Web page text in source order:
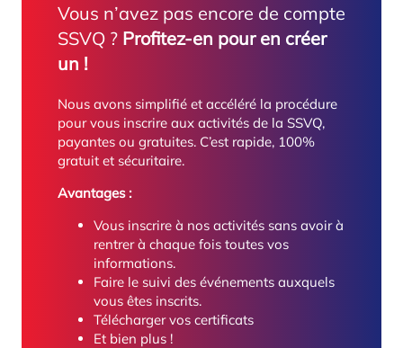
Vous n’avez pas encore de compte
SSVQ ? Profitez-en pour en créer
un !
Nous avons simplifié et accéléré la procédure
pour vous inscrire aux activités de la SSVQ,
payantes ou gratuites. C’est rapide, 100%
gratuit et sécuritaire.
Avantages :
Vous inscrire à nos activités sans avoir à
rentrer à chaque fois toutes vos
informations.
Faire le suivi des événements auxquels
vous êtes inscrits.
Télécharger vos certificats
Et bien plus !